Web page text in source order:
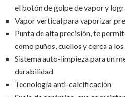
el botón de golpe de vapor y
Vapor vertical para vaporizar
Punta de alta precisión, te
como puños, cuellos y cerca a
Sistema auto-limpieza para un
durabilidad
Tecnología anti-calcificación